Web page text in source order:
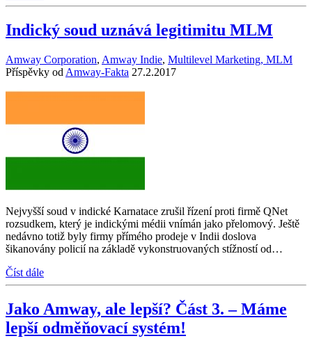
Indický soud uznává legitimitu MLM
Amway Corporation, Amway Indie, Multilevel Marketing, MLM
Příspěvky od Amway-Fakta 27.2.2017
Nejvyšší soud v indické Karnatace zrušil řízení proti firmě QNet
rozsudkem, který je indickými médii vnímán jako přelomový. Ještě
nedávno totiž byly firmy přímého prodeje v Indii doslova
šikanovány policií na základě vykonstruovaných stížností od…
Číst dále
Jako Amway, ale lepší? Část 3. – Máme
lepší odměňovací systém!